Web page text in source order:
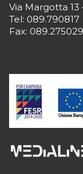
Via Margotta 13
Tel: 089.790817
Fax: